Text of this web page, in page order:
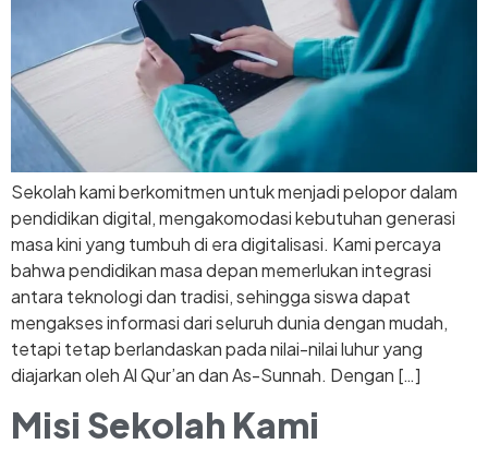
Sekolah kami berkomitmen untuk menjadi pelopor dalam
pendidikan digital, mengakomodasi kebutuhan generasi
masa kini yang tumbuh di era digitalisasi. Kami percaya
bahwa pendidikan masa depan memerlukan integrasi
antara teknologi dan tradisi, sehingga siswa dapat
mengakses informasi dari seluruh dunia dengan mudah,
tetapi tetap berlandaskan pada nilai-nilai luhur yang
diajarkan oleh Al Qur’an dan As-Sunnah. Dengan […]
Misi Sekolah Kami